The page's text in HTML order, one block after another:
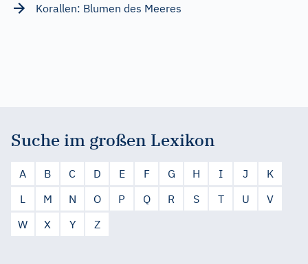
Korallen: Blumen des Meeres
Suche im großen Lexikon
A B C D E F G H I J
K
L
M N O P Q R S T U
V
W
X Y Z